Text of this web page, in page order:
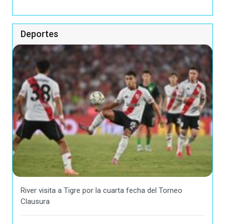
Deportes
River visita a Tigre por la cuarta fecha del Torneo
Clausura